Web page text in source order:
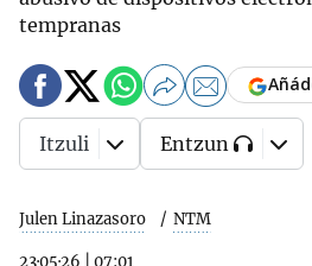
tempranas
Julen Linazasoro NTM
23·05·26 07:01
Itzuli Entzun